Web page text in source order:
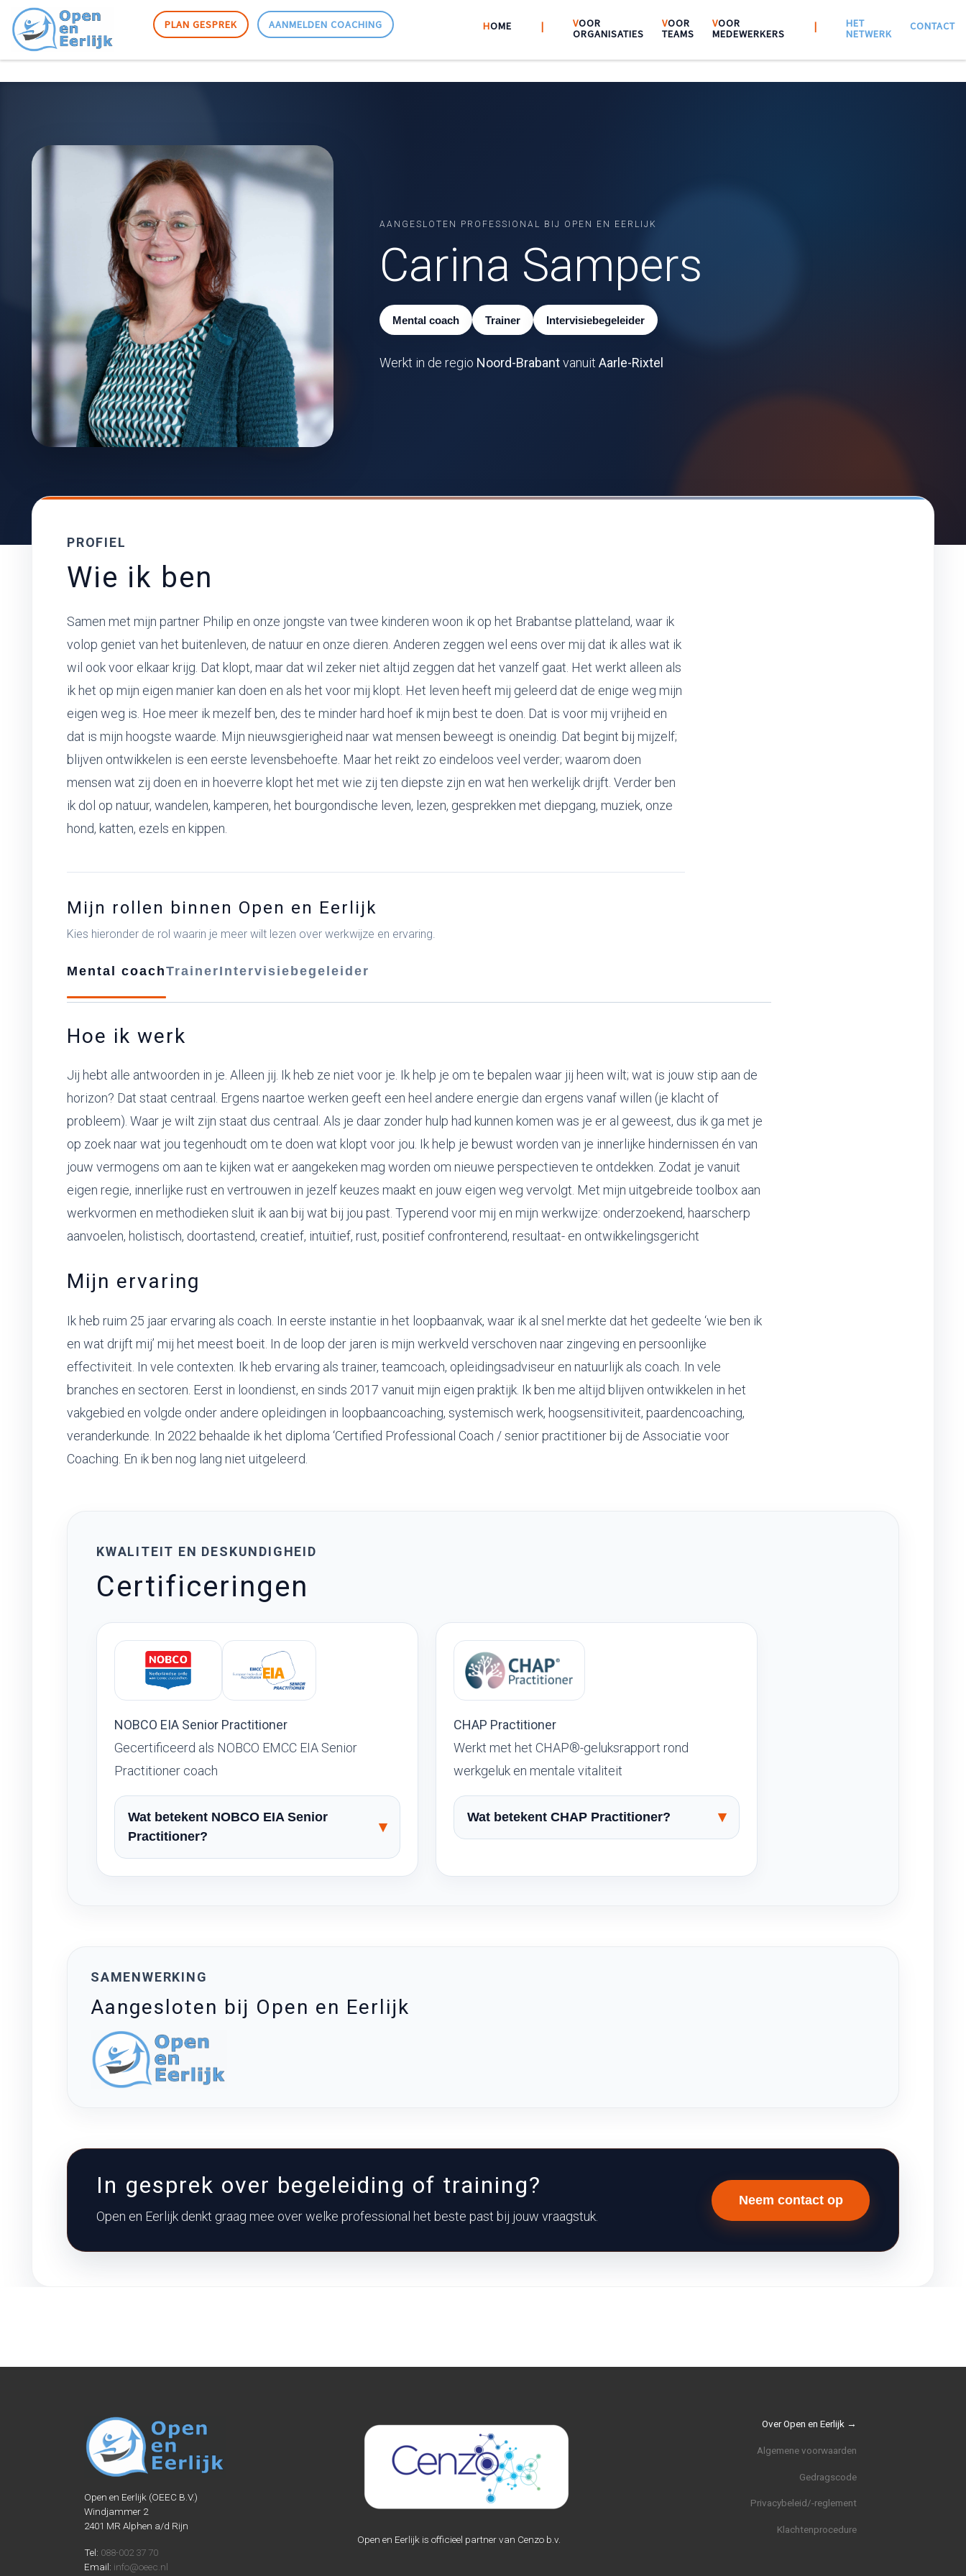
Skip to content PLAN GESPREK AANMELDEN COACHING HOME | VOOR
ORGANISATIES
VOOR
TEAMS
VOOR
MEDEWERKERS
|
HET
NETWERK
CONTACT
AANGESLOTEN PROFESSIONAL BIJ OPEN EN EERLIJK
Carina Sampers
Mental coach Trainer Intervisiebegeleider
Werkt in de regio Noord-Brabantvanuit Aarle-Rixtel
PROFIEL
Wie ik ben
Samen met mijn partner Philip en onze jongste van twee kinderen woon ik op het Brabantse platteland, waar ik
volop geniet van het buitenleven, de natuur en onze dieren. Anderen zeggen wel eens over mij dat ik alles wat ik
wil ook voor elkaar krijg. Dat klopt, maar dat wil zeker niet altijd zeggen dat het vanzelf gaat. Het werkt alleen als
ik het op mijn eigen manier kan doen en als het voor mij klopt. Het leven heeft mij geleerd dat de enige weg mijn
eigen weg is. Hoe meer ik mezelf ben, des te minder hard hoef ik mijn best te doen. Dat is voor mij vrijheid en
dat is mijn hoogste waarde. Mijn nieuwsgierigheid naar wat mensen beweegt is oneindig. Dat begint bij mijzelf;
blijven ontwikkelen is een eerste levensbehoefte. Maar het reikt zo eindeloos veel verder; waarom doen
mensen wat zij doen en in hoeverre klopt het met wie zij ten diepste zijn en wat hen werkelijk drijft. Verder ben
ik dol op natuur, wandelen, kamperen, het bourgondische leven, lezen, gesprekken met diepgang, muziek, onze
hond, katten, ezels en kippen.
Mijn rollen binnen Open en Eerlijk
Kies hieronder de rol waarin je meer wilt lezen over werkwijze en ervaring.
Mental coachTrainerIntervisiebegeleider
Hoe ik werk
Jij hebt alle antwoorden in je. Alleen jij. Ik heb ze niet voor je. Ik help je om te bepalen waar jij heen wilt; wat is jouw stip aan de
horizon? Dat staat centraal. Ergens naartoe werken geeft een heel andere energie dan ergens vanaf willen (je klacht of
probleem). Waar je wilt zijn staat dus centraal. Als je daar zonder hulp had kunnen komen was je er al geweest, dus ik ga met je
op zoek naar wat jou tegenhoudt om te doen wat klopt voor jou. Ik help je bewust worden van je innerlijke hindernissen én van
jouw vermogens om aan te kijken wat er aangekeken mag worden om nieuwe perspectieven te ontdekken. Zodat je vanuit
eigen regie, innerlijke rust en vertrouwen in jezelf keuzes maakt en jouw eigen weg vervolgt. Met mijn uitgebreide toolbox aan
werkvormen en methodieken sluit ik aan bij wat bij jou past. Typerend voor mij en mijn werkwijze: onderzoekend, haarscherp
aanvoelen, holistisch, doortastend, creatief, intuïtief, rust, positief confronterend, resultaat- en ontwikkelingsgericht
Mijn ervaring
Ik heb ruim 25 jaar ervaring als coach. In eerste instantie in het loopbaanvak, waar ik al snel merkte dat het gedeelte ‘wie ben ik
en wat drijft mij’ mij het meest boeit. In de loop der jaren is mijn werkveld verschoven naar zingeving en persoonlijke
effectiviteit. In vele contexten. Ik heb ervaring als trainer, teamcoach, opleidingsadviseur en natuurlijk als coach. In vele
branches en sectoren. Eerst in loondienst, en sinds 2017 vanuit mijn eigen praktijk. Ik ben me altijd blijven ontwikkelen in het
vakgebied en volgde onder andere opleidingen in loopbaancoaching, systemisch werk, hoogsensitiviteit, paardencoaching,
veranderkunde. In 2022 behaalde ik het diploma ‘Certified Professional Coach / senior practitioner bij de Associatie voor
Coaching. En ik ben nog lang niet uitgeleerd.
KWALITEIT EN DESKUNDIGHEID
Certificeringen
NOBCO EIA Senior Practitioner
Gecertificeerd als NOBCO EMCC EIA Senior
Practitioner coach
Wat betekent NOBCO EIA Senior
Practitioner?
CHAP Practitioner
Werkt met het CHAP®-geluksrapport rond
werkgeluk en mentale vitaliteit
Wat betekent CHAP Practitioner?
SAMENWERKING
Aangesloten bij Open en Eerlijk
In gesprek over begeleiding of training?
Open en Eerlijk denkt graag mee over welke professional het beste past bij jouw vraagstuk.
Neem contact op
Open en Eerlijk (OEEC B.V.)
Windjammer 2
2401 MR Alphen a/d Rijn
Tel: 088-002 37 70
Email: info@oeec.nl
Open en Eerlijk is officieel partner van Cenzo b.v.
Over Open en Eerlijk →
Algemene voorwaarden
Gedragscode
Privacybeleid/-reglement
Klachtenprocedure